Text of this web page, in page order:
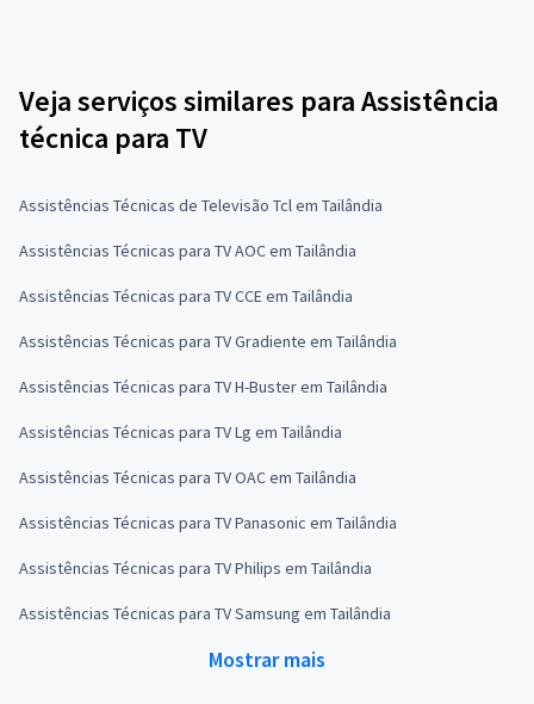
Veja serviços similares para Assistência
técnica para TV
Assistências Técnicas de Televisão Tcl em Tailândia
Assistências Técnicas para TV AOC em Tailândia
Assistências Técnicas para TV CCE em Tailândia
Assistências Técnicas para TV Gradiente em Tailândia
Assistências Técnicas para TV H-Buster em Tailândia
Assistências Técnicas para TV Lg em Tailândia
Assistências Técnicas para TV OAC em Tailândia
Assistências Técnicas para TV Panasonic em Tailândia
Assistências Técnicas para TV Philips em Tailândia
Assistências Técnicas para TV Samsung em Tailândia
Mostrar mais